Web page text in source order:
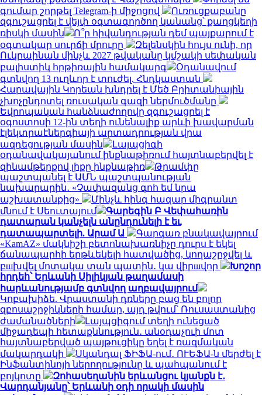
գումար շորթել Telegram-ի միջոցով
Ուռուցքաբանը
զգուշացրել է վեյփ օգտագործող կանանց՝ քաղցկեղի
ռիսկի մասին
Ո՞ր հիվանդության դեմ պայքարում է
օգտակար սուրճի մրուրը
Զելենսկին հույս ունի, որ
Ուկրաինան մինչև 2027 թվականը կմշակի սեփական
բալիստիկ հրթիռային համակարգ
Օդանավում
գտնվող 13 ուղևոր է տուժել. Հնդկաստան
Հարավային Կորեան խնդրել է Մեծ Բրիտանիային
չխոչընդոտել ռուսական գազի ներմուծմանը
Եվրոպական հանձնաժողովը զգուշացրել է
օգոստոսի 12-ին տեղի ունենալիք արևի խավարման
էլեկտրաէներգիայի արտադրության վրա
ազդեցության մասին
Լայպցիգի
օդանավակայանում ինքնաթիռում հայտնաբերվել է
զինամթերքով լիքը ինքնաթիռ
Թրամփը
պաշտպանել է ԱՄՆ պաշտպանության
նախարարին․ «Չափազանց գոհ եմ նրա
աշխատանքից»
Մինչև հինգ հազար միգրանտ
մնում է Սեուտայում
Գարեգին Բ Վեփահառին
դատարան կանչելն անընդունելի է եւ
դատապարտելի. Արամ Ա
Գարգառ բնակավայրում
«KamAZ» մակնիշի բետոնախառնիչը դուրս է եկել
ճանապարհի երթևեկելի հատվածից, կողաշրջվել և
բшխվել մոտակա տան պատին․ կա վիրшվոր
Խոշոր
հրդեհ՝ Երևանի Սիլիկյան թաղամասի
հարևանությամբ գտնվող աղբավայրում
Կոբախիձե. Վրաստանի դռները բաց են բոլոր
զբոսաշրջիկների համար, այդ թվում՝ Ռուսաստանից
ժամանածների
Լայպցիգում տեղի ունեցած
միջադեպի հետաքննություն․ անօդաչուի մոտ
հայտնաբերված պայթուցիկը եղել է ռազմական
մակարդակի
Սկանդալ ՖԻՖԱ-ում․ ՈՒԵՖԱ-ն մերժել է
Ինֆանտինոյի ներողությունը և պահպանում է
բոյկոտը
Զոհասեղանին երևանցու կյանքն է․
Վարդանյանը՝ Երևանի օդի որակի մասին